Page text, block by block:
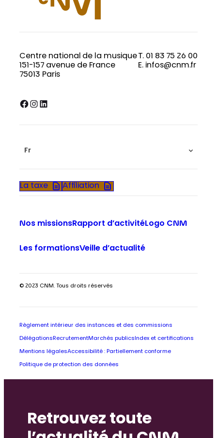
Centre national de la musique
151-157 avenue de France
75013 Paris
T. 01 83 75 26 00
E. infos@cnm.fr
Facebook InstagramLinkedIn
Fr
La taxe Affiliation
Nos missionsRapport d’activitéLogo CNM
Les formationsVeille d’actualité
© 2023 CNM. Tous droits réservés
Règlement intérieur des instances et des commissions
Délégations RecrutementMarchés publics Index et certifications
Mentions légalesAccessibilité : Partiellement conforme
Politique de protection des données
Retrouvez toute